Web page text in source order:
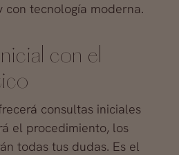
con tecnología moderna.
con el
consultas iniciales
el procedimiento, los
todas tus dudas. Es el